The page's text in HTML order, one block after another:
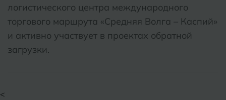
логистического центра международного
торгового маршрута «Средняя Волга – Каспий»
и активно участвует в проектах обратной
загрузки.
<